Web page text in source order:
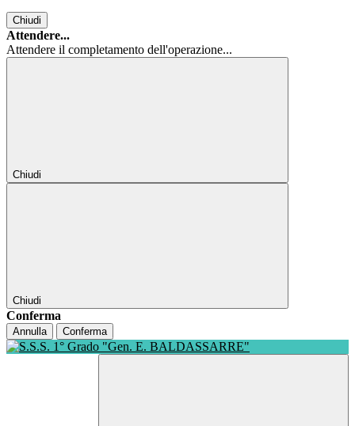
Chiudi
Attendere...
Attendere il completamento dell'operazione...
Chiudi
Chiudi
Conferma
Annulla Conferma